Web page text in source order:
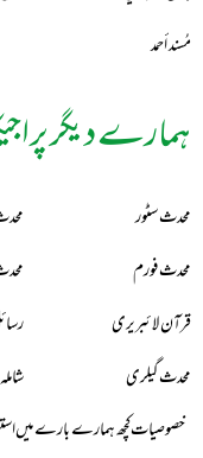
مُسند أحمد
ہمارے دیگر
محدث سٹور
محدث فورم
قرآن لائبریری
محدث گیلری
خصوصیاتکچھ ہمارے بارے میں